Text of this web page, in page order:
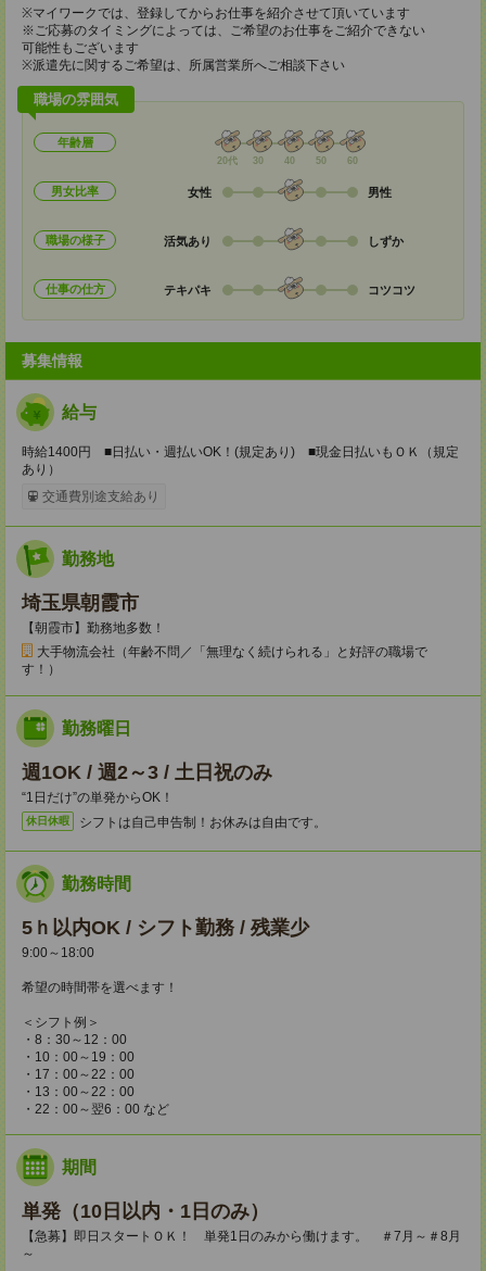
※マイワークでは、登録してからお仕事を紹介させて頂いています
※ご応募のタイミングによっては、ご希望のお仕事をご紹介できない
可能性もございます
※派遣先に関するご希望は、所属営業所へご相談下さい
職場の雰囲気
年齢層
20代 30 40 50 60
男女比率 女性 男性
職場の様子 活気あり しずか
仕事の仕方 テキパキ コツコツ
募集情報
給与
時給1400円 ■日払い・週払いOK！(規定あり) ■現金日払いもＯＫ（規定
あり）
交通費別途支給あり
勤務地
埼玉県朝霞市
【朝霞市】勤務地多数！
大手物流会社（年齢不問／「無理なく続けられる」と好評の職場で
す！）
勤務曜日
週1OK / 週2～3 / 土日祝のみ
“1日だけ”の単発からOK！
休日休暇 シフトは自己申告制！お休みは自由です。
勤務時間
5ｈ以内OK / シフト勤務 / 残業少
9:00～18:00
希望の時間帯を選べます！
＜シフト例＞
・8：30～12：00
・10：00～19：00
・17：00～22：00
・13：00～22：00
・22：00～翌6：00 など
期間
単発（10日以内・1日のみ）
【急募】即日スタートＯＫ！ 単発1日のみから働けます。 ＃7月～＃8月
～